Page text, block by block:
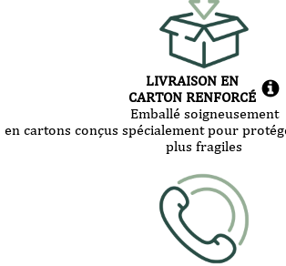
LIVRAISON EN
CARTON RENFORCÉ
Emballé soigneusement
en cartons conçus spécialement pour
plus fragiles